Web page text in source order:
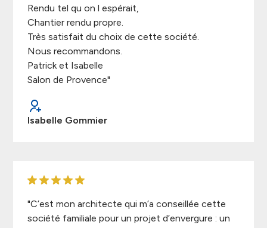
Rendu tel qu on l espérait,
Chantier rendu propre.
Très satisfait du choix de cette société.
Nous recommandons.
Patrick et Isabelle
Salon de Provence"
Isabelle Gommier
"C’est mon architecte qui m’a conseillée cette
société familiale pour un projet d’envergure : un